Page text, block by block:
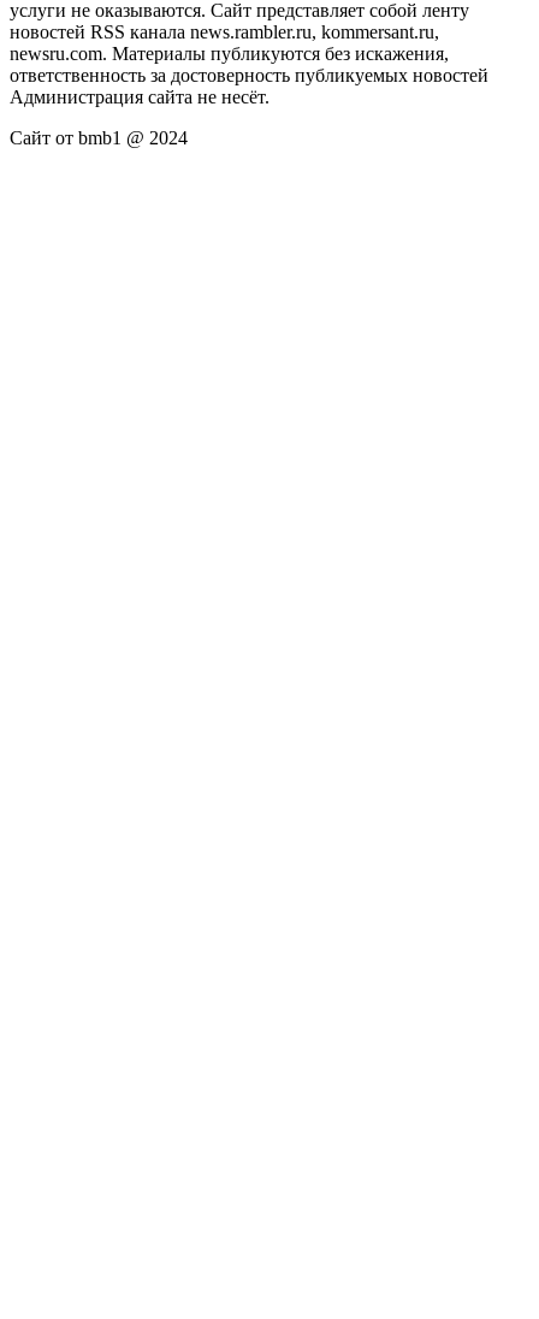
услуги не оказываются. Сайт представляет собой ленту
новостей RSS канала news.rambler.ru, kommersant.ru,
newsru.com. Материалы публикуются без искажения,
ответственность за достоверность публикуемых новостей
Администрация сайта не несёт.
Сайт от bmb1 @ 2024